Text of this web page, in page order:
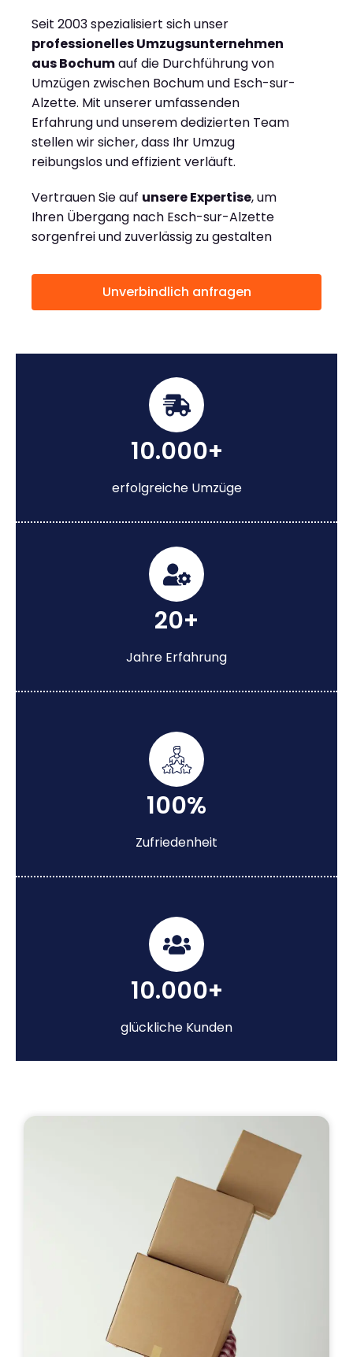
Seit 2003 spezialisiert sich unser
professionelles Umzugsunternehmen
aus Bochumauf die Durchführung von
Umzügen zwischen Bochum und Esch-sur-
Alzette. Mit unserer umfassenden
Erfahrung und unserem dedizierten Team
stellen wir sicher, dass Ihr Umzug
reibungslos und effizient verläuft.
Vertrauen Sie auf unsere Expertise, um
Ihren Übergang nach Esch-sur-Alzette
sorgenfrei und zuverlässig zu gestalten
Unverbindlich anfragen
10.000+
erfolgreiche Umzüge
20+
Jahre Erfahrung
100%
Zufriedenheit
10.000+
glückliche Kunden